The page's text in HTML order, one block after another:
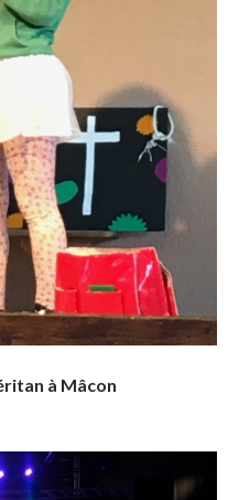
à Mâcon